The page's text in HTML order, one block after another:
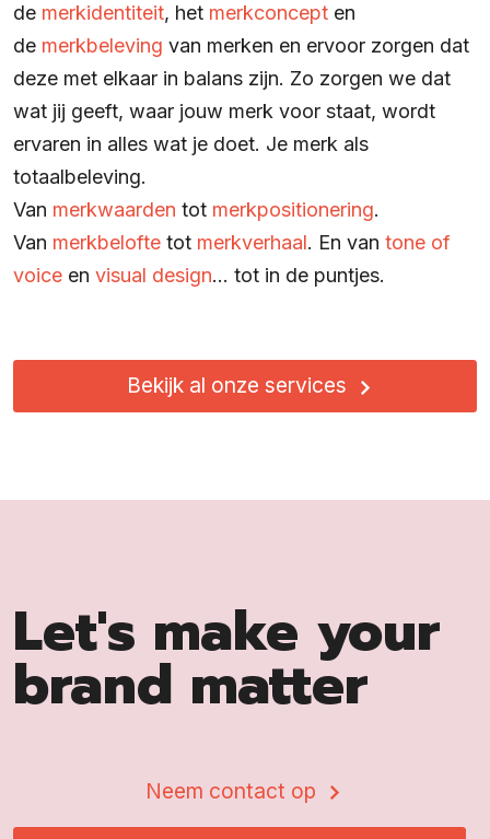
de merkidentiteit, het merkconcept en
de merkbeleving van merken en ervoor zorgen dat
deze met elkaar in balans zijn. Zo zorgen we dat
wat jij geeft, waar jouw merk voor staat, wordt
ervaren in alles wat je doet. Je merk als
totaalbeleving.
Van merkwaarden tot merkpositionering.
Van merkbelofte tot merkverhaal. En van tone of
voice en visual design… tot in de puntjes.
Bekijk al onze services
Let's make your
brand matter
Neem contact op